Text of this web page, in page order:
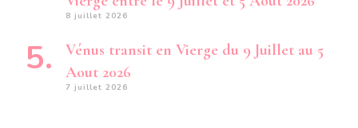
8 juillet 2026
Vénus transit en Vierge du 9 Juillet au 5
Aout 2026
7 juillet 2026